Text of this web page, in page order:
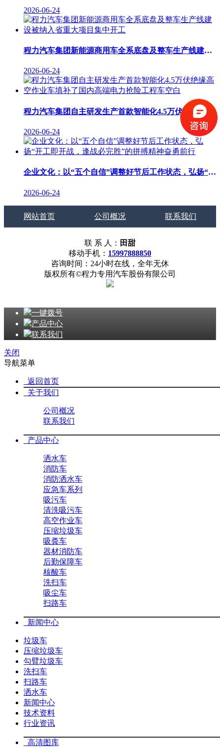
2026-06-24
程力汽车集团新能源商用车全系底盘及整车生产线建设被纳入省重大项目集中开工
2026-06-24
程力汽车集团自主研发生产首款智能化4.5万伏绝缘高空作业车填补了国内高端电力抢险工程车空白
2026-06-24
企业文化：以“五个自信”调整好节后工作状态，弘扬“开工即开战，逢战必完胜”的拼搏精神奋勇前行
2026-06-24
网站首页 公司概况 联系我们
联 系 人： 田甜
移动手机： 15997888850
咨询时间：24小时在线，全年无休
版权所有©程力专用汽车股份有限公司
一键拨号
产品中心
联系我们
关闭
导航菜单
返回首页
关于我们
公司概况
联系我们
产品中心
洒水车
消防车
消防洒水车
应急车系列
吸污车
清洗吸污车
高空作业车
压缩垃圾车
吸粪车
器材消防车
后勤保障车
核酸车
洗扫车
吸尘车
扫路车
新闻中心
垃圾车
压缩垃圾车
勾臂垃圾车
洗扫车
扫路车
洒水车
新闻中心
技术资料
行业资讯
高清图库